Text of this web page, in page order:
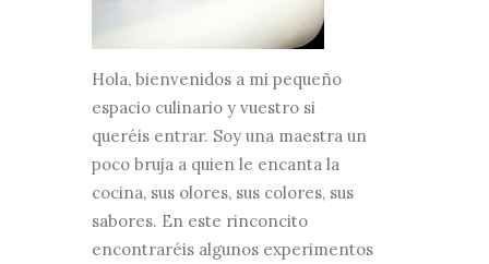
Hola, bienvenidos a mi pequeño
espacio culinario y vuestro si
queréis entrar. Soy una maestra un
poco bruja a quien le encanta la
cocina, sus olores, sus colores, sus
sabores. En este rinconcito
encontraréis algunos experimentos